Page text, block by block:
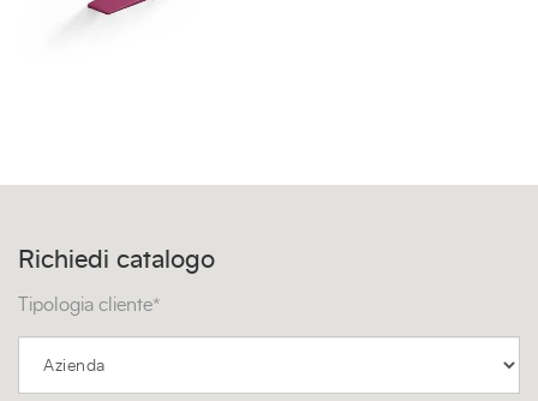
Richiedi catalogo
Tipologia cliente*